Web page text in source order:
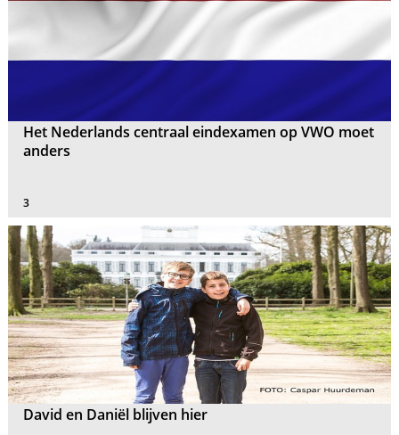
Het Nederlands centraal eindexamen op VWO moet
anders
3
David en Daniël blijven hier